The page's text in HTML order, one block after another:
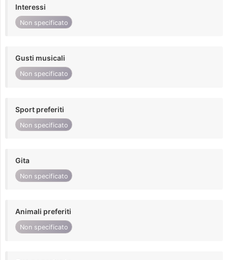
Interessi
Non specificato
Gusti musicali
Non specificato
Sport preferiti
Non specificato
Gita
Non specificato
Animali preferiti
Non specificato